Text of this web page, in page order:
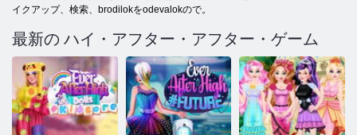
イクアップ、検索、brodilokをodevalokので。
最新の ハイ・アフター・アフター・ゲーム